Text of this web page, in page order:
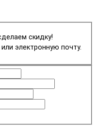
скидку!
электронную почту.